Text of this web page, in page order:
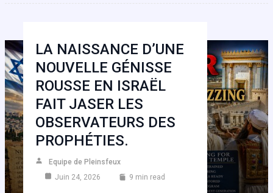
LA NAISSANCE D’UNE
NOUVELLE GÉNISSE
ROUSSE EN ISRAËL
FAIT JASER LES
OBSERVATEURS DES
PROPHÉTIES.
Equipe de Pleinsfeux
Juin 24, 2026
9 min read